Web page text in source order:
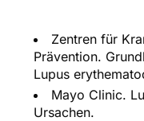
Zentren für
Prävention.
Lupus
Mayo Clinic.
Ursachen.